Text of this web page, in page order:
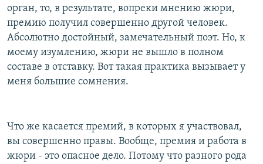
орган, то, в результате, вопреки мнению жюри,
премию получил совершенно другой человек.
Абсолютно достойный, замечательный поэт. Но, к
моему изумлению, жюри не вышло в полном
составе в отставку. Вот такая практика вызывает у
меня большие сомнения.
Что же касается премий, в которых я участвовал,
вы совершенно правы. Вообще, премия и работа в
жюри - это опасное дело. Потому что разного рода